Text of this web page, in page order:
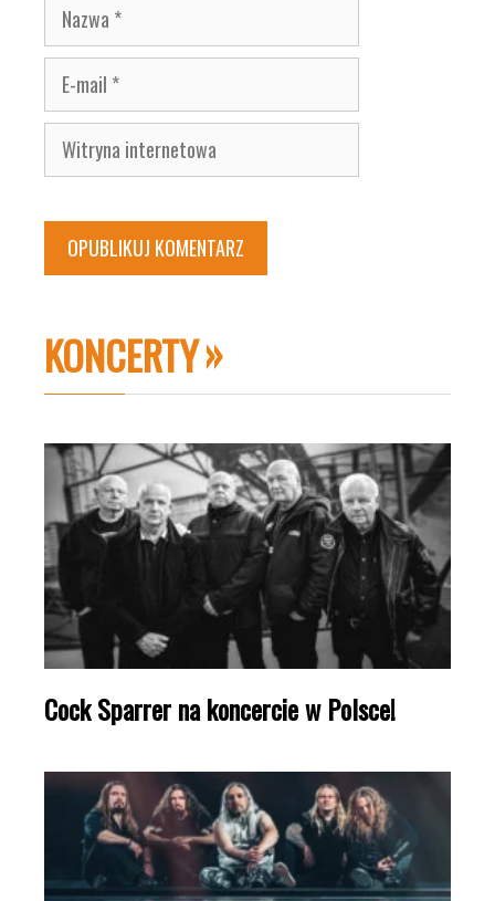
Nazwa
E-
mail
Witryna
internetowa
KONCERTY
Cock Sparrer na koncercie w Polsce!